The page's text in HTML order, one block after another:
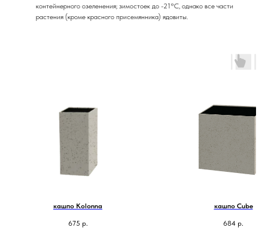
контейнерного озеленения; зимостоек до -21°C, однако все части
растения (кроме красного присемянника) ядовиты.
кашпо Kolonna
675 р.
кашпо Cube
684 р.